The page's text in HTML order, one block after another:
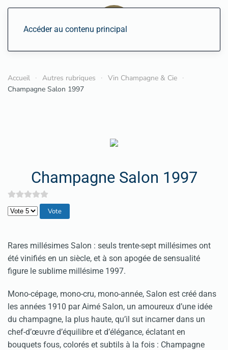
Accéder au contenu principal
Accueil Autres rubriques
Vin Champagne & Cie
Champagne Salon 1997
Champagne Salon 1997
Veuillez voter
Rares millésimes Salon : seuls trente-sept millésimes ont
été vinifiés en un siècle, et à son apogée de sensualité
figure le sublime millésime 1997.
Mono-cépage, mono-cru, mono-année, Salon est créé dans
les années 1910 par Aimé Salon, un amoureux d’une idée
du champagne, la plus haute, qu’il sut incarner dans un
chef-d’œuvre d’équilibre et d’élégance, éclatant en
bouquets fous, colorés et subtils à la fois : Champagne